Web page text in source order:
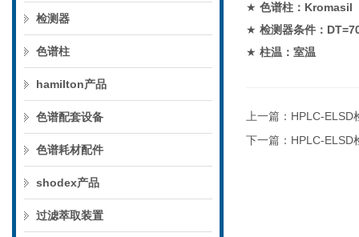
检测器
色谱柱
hamilton产品
色谱配套设备
色谱耗材配件
shodex产品
过滤萃取装置
★ 色谱柱： Kromasil
★ 检测器条件：
★ 柱温：室温
上一篇： HPLC-ELSD
下一篇： HPLC-ELSD